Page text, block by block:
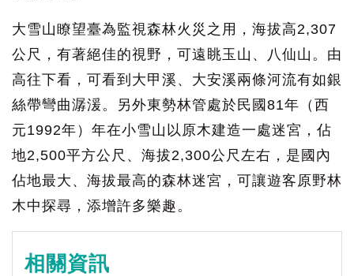
大雪山瞭望臺為監視森林火災之用，海拔高2,307
公尺，有著絕佳的視野，可遠眺玉山、八仙山。由
高往下看，可看到大甲溪、大安溪兩條河流有如銀
絲帶彎曲潺湲。另外東勢林管處於民國81年（西
元1992年）年在小雪山以原木建造一處迷宮，佔
地2,500平方公尺、海拔2,300公尺左右，是國內
佔地最大、海拔最高的森林迷宮，可讓遊客原野林
木中探尋，添增許多樂趣。
相關資訊